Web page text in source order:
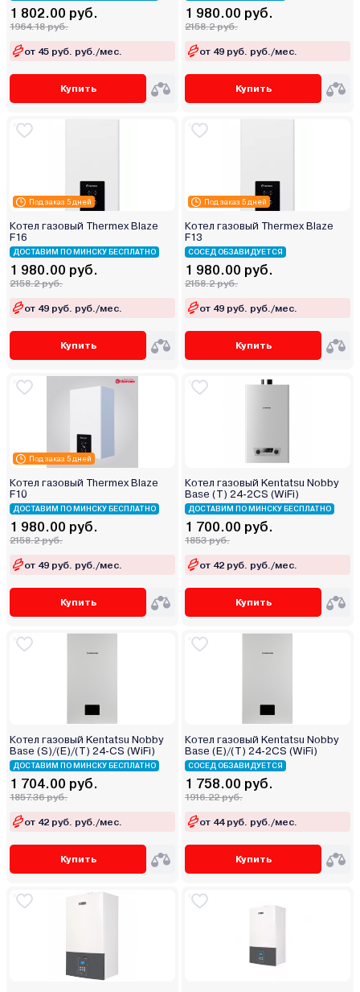
1 802.00 руб.
1964.18 руб.
от 45 руб. руб./мес.
Купить
1 980.00 руб.
2158.2 руб.
от 49 руб. руб./мес.
Купить
Под заказ 5 дней
Котел газовый Thermex Blaze
F16
ДОСТАВИМ ПО МИНСКУ БЕСПЛАТНО
1 980.00 руб.
2158.2 руб.
от 49 руб. руб./мес.
Купить
Под заказ 5 дней
Котел газовый Thermex Blaze
F13
СОСЕД ОБЗАВИДУЕТСЯ
1 980.00 руб.
2158.2 руб.
от 49 руб. руб./мес.
Купить
Под заказ 5 дней
Котел газовый Thermex Blaze
F10
ДОСТАВИМ ПО МИНСКУ БЕСПЛАТНО
1 980.00 руб.
2158.2 руб.
от 49 руб. руб./мес.
Купить
Котел газовый Kentatsu Nobby
Base (T) 24-2CS (WiFi)
ДОСТАВИМ ПО МИНСКУ БЕСПЛАТНО
1 700.00 руб.
1853 руб.
от 42 руб. руб./мес.
Купить
Котел газовый Kentatsu Nobby
Base (S)/(E)/(T) 24-CS (WiFi)
ДОСТАВИМ ПО МИНСКУ БЕСПЛАТНО
1 704.00 руб.
1857.36 руб.
от 42 руб. руб./мес.
Купить
Котел газовый Kentatsu Nobby
Base (E)/(T) 24-2CS (WiFi)
СОСЕД ОБЗАВИДУЕТСЯ
1 758.00 руб.
1916.22 руб.
от 44 руб. руб./мес.
Купить